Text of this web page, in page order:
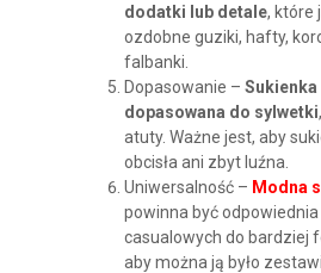
dodatki lub detale, które
ozdobne guziki, hafty,
falbanki.
Dopasowanie –
dopasowana do sylwetki
atuty. Ważne jest, aby
obcisła ani zbyt luźna.
Uniwersalność – Modna
powinna być
casualowych do bardziej
aby można ją było